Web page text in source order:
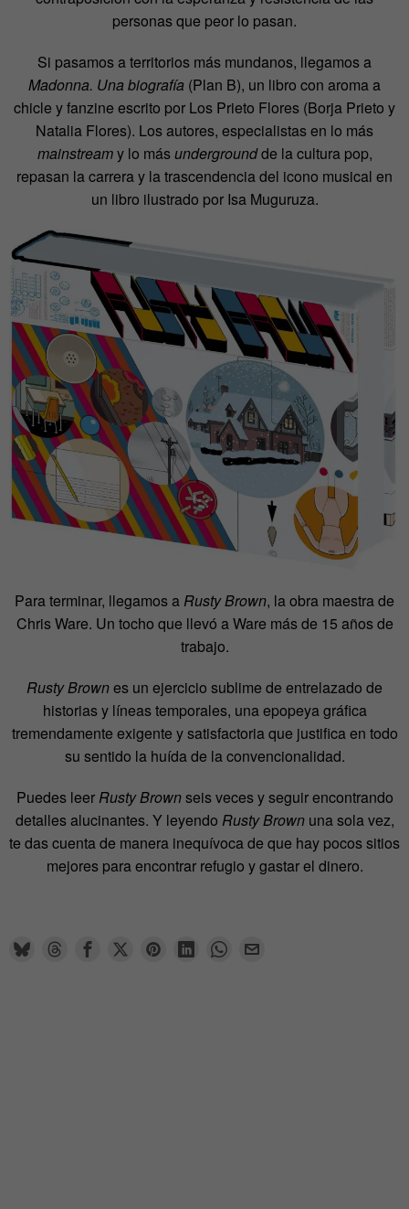
personas que peor lo pasan.
Si pasamos a territorios más mundanos, llegamos a
Madonna. Una biografía (Plan B), un libro con aroma a
chicle y fanzine escrito por Los Prieto Flores (Borja Prieto y
Natalia Flores). Los autores, especialistas en lo más
mainstreamy lo másundergroundde la cultura pop,
repasan la carrera y la trascendencia del icono musical en
un libro ilustrado por Isa Muguruza.
Para terminar, llegamos a Rusty Brown, la obra maestra de
Chris Ware. Un tocho que llevó a Ware más de 15 años de
trabajo.
Rusty Brownes un ejercicio sublime de entrelazado de
historias y líneas temporales, una epopeya gráfica
tremendamente exigente y satisfactoria que justifica en todo
su sentido la huída de la convencionalidad.
Puedes leer Rusty Brownseis veces y seguir encontrando
detalles alucinantes. Y leyendo Rusty Brownuna sola vez,
te das cuenta de manera inequívoca de que hay pocos sitios
mejores para encontrar refugio y gastar el dinero.